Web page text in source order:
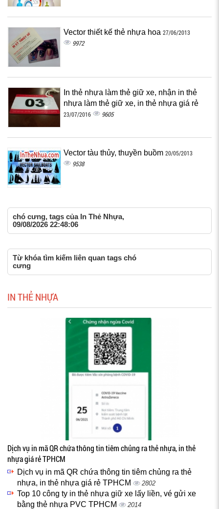
Vector thiết kế thẻ nhựa hoa 27/06/2013
9972
In thẻ nhựa làm thẻ giữ xe, nhận in thẻ
nhựa làm thẻ giữ xe, in thẻ nhựa giá rẻ
23/07/2016 9605
Vector tàu thủy, thuyền buồm 20/05/2013
9538
chó cưng, tags của In Thẻ Nhựa,
09/08/2026 22:48:06
Từ khóa tìm kiếm liên quan tags chó
cưng
IN THẺ NHỰA
Dịch vụ in mã QR chứa thông tin tiêm chủng ra thẻ nhựa, in thẻ
nhựa giá rẻ TPHCM
Dịch vụ in mã QR chứa thông tin tiêm chủng ra thẻ
nhựa, in thẻ nhựa giá rẻ TPHCM
2802
Top 10 công ty in thẻ nhựa giữ xe lấy liền, vé gửi xe
bằng thẻ nhựa PVC TPHCM
2014